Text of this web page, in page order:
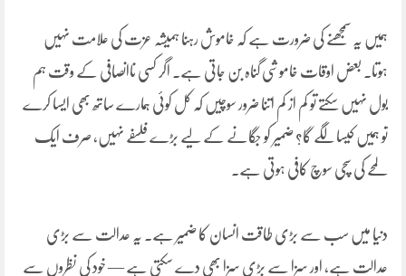
ہمیں یہ سمجھنے کی ضرورت ہے کہ خاموش رہنا ہمیشہ عزت کی علامت نہیں
ہوتا۔ بعض اوقات خاموشی گناہ بن جاتی ہے۔ اگر کسی ناانصافی کے وقت ہم
بول نہیں سکتے تو کم از کم اتنا ضرور سوچیں کہ کل کوئی ہمارے ساتھ بھی ایسا کرے
تو ہمیں کیسا لگے گا؟ ضمیر کو جگانے کے لیے بڑے فلسفے نہیں، صرف ایک
لمحے کی سچی سوچ کافی ہوتی ہے۔
دنیا میں سب سے بڑی طاقت انسان کا ضمیر ہے۔ یہ عدالت سے بڑی
عدالت ہے، اور سزا سے بڑی سزا بھی دے سکتی ہے — خود کی نظروں سے